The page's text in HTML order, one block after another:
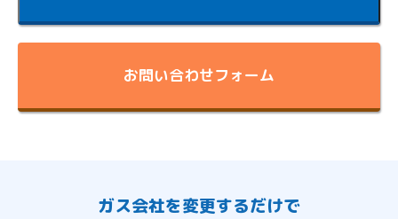
お問い合わせフォーム
ガス会社を変更するだけで